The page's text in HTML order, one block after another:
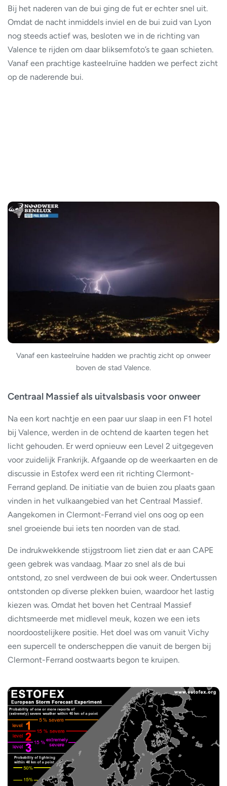
Bij het naderen van de bui ging de fut er echter snel uit.
Omdat de nacht inmiddels inviel en de bui zuid van Lyon
nog steeds actief was, besloten we in de richting van
Valence te rijden om daar bliksemfoto’s te gaan schieten.
Vanaf een prachtige kasteelruïne hadden we perfect zicht
op de naderende bui.
Vanaf een kasteelruïne hadden we prachtig zicht op onweer
boven de stad Valence.
Centraal Massief als uitvalsbasis voor onweer
Na een kort nachtje en een paar uur slaap in een F1 hotel
bij Valence, werden in de ochtend de kaarten tegen het
licht gehouden. Er werd opnieuw een Level 2 uitgegeven
voor zuidelijk Frankrijk. Afgaande op de weerkaarten en de
discussie in Estofex werd een rit richting Clermont-
Ferrand gepland. De initiatie van de buien zou plaats gaan
vinden in het vulkaangebied van het Centraal Massief.
Aangekomen in Clermont-Ferrand viel ons oog op een
snel groeiende bui iets ten noorden van de stad.
De indrukwekkende stijgstroom liet zien dat er aan CAPE
geen gebrek was vandaag. Maar zo snel als de bui
ontstond, zo snel verdween de bui ook weer. Ondertussen
ontstonden op diverse plekken buien, waardoor het lastig
kiezen was. Omdat het boven het Centraal Massief
dichtsmeerde met midlevel meuk, kozen we een iets
noordoostelijkere positie. Het doel was om vanuit Vichy
een supercell te onderscheppen die vanuit de bergen bij
Clermont-Ferrand oostwaarts begon te kruipen.